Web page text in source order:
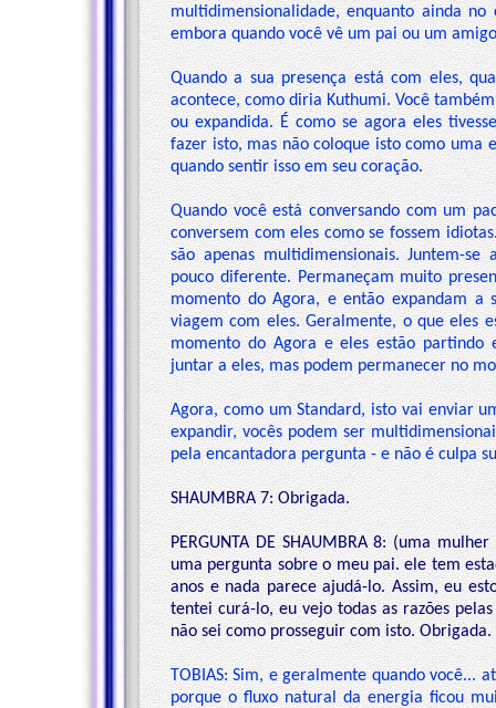
multidimensionalidade, enquanto ainda
embora quando você vê um pai ou um
Quando a sua presença está com eles,
acontece, como diria Kuthumi. Você
ou expandida. É como se agora eles
fazer isto, mas não coloque isto como uma
quando sentir isso em seu coração.
Quando você está conversando com um
conversem com eles como se fossem
são apenas multidimensionais. Juntem-
pouco diferente. Permaneçam muito
momento do Agora, e então expandam a
viagem com eles. Geralmente, o que eles
momento do Agora e eles estão partindo
juntar a eles, mas podem permanecer no
Agora, como um Standard, isto vai enviar
expandir, vocês podem ser
pela encantadora pergunta - e não é culpa
SHAUMBRA 7: Obrigada.
PERGUNTA DE SHAUMBRA 8: (uma
uma pergunta sobre o meu pai. ele tem
anos e nada parece ajudá-lo. Assim, eu
tentei curá-lo, eu vejo todas as razões
não sei como prosseguir com isto. Obrigada.
TOBIAS: Sim, e geralmente quando você...
porque o fluxo natural da energia ficou